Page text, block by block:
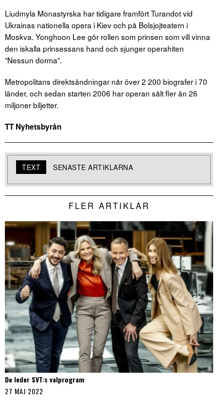
Liudmyla Monastyrska har tidigare framfört Turandot vid
Ukrainas nationella opera i Kiev och på Bolsjojteatern i
Moskva. Yonghoon Lee gör rollen som prinsen som vill vinna
den iskalla prinsessans hand och sjunger operahiten
”Nessun dorma”.
Metropolitans direktsändningar når över 2 200 biografer i 70
länder, och sedan starten 2006 har operan sålt fler än 26
miljoner biljetter.
TT Nyhetsbyrån
TEXT SENASTE ARTIKLARNA
FLER ARTIKLAR
De leder SVT:s valprogram
27 MAJ 2022